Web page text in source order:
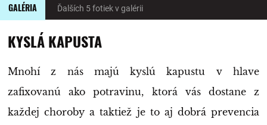
GALÉRIA Ďalších 5 fotiek v galérii
KYSLÁ KAPUSTA
Mnohí z nás majú kyslú kapustu v hlave
zafixovanú ako potravinu, ktorá vás dostane z
každej choroby a taktiež je to aj dobrá prevencia